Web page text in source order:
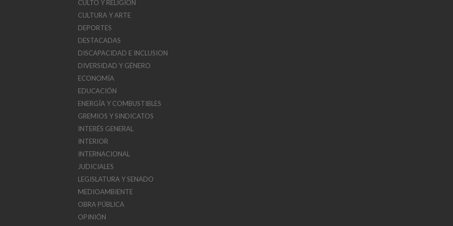
CULTO Y RELIGIÓN
CULTURA Y ARTE
DEPORTES
DESTACADAS
DISCAPACIDAD E INCLUSION
DIVERSIDAD Y GÉNERO
ECONOMÍA
EDUCACIÓN
ENERGÍA Y COMBUSTIBLES
GREMIOS Y SINDICATOS
INTERÉS GENERAL
INTERIOR
INTERNACIONAL
JUDICIALES
LEGISLATURA Y SENADO
MEDIOAMBIENTE
OBRA PÚBLICA
OPINIÓN